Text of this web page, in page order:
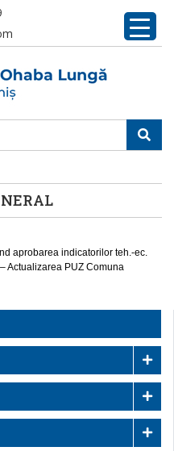
aprobarea indicatorilor teh.-ec.
Actualizarea PUZ Comuna